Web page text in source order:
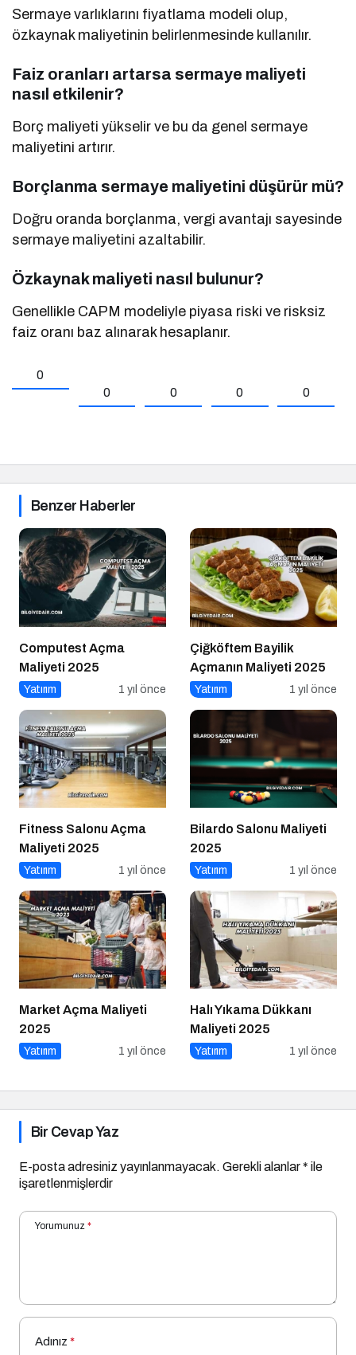
Sermaye varlıklarını fiyatlama modeli olup,
özkaynak maliyetinin belirlenmesinde kullanılır.
Faiz oranları artarsa sermaye maliyeti
nasıl etkilenir?
Borç maliyeti yükselir ve bu da genel sermaye
maliyetini artırır.
Borçlanma sermaye maliyetini düşürür mü?
Doğru oranda borçlanma, vergi avantajı sayesinde
sermaye maliyetini azaltabilir.
Özkaynak maliyeti nasıl bulunur?
Genellikle CAPM modeliyle piyasa riski ve risksiz
faiz oranı baz alınarak hesaplanır.
0
Benzer Haberler
Computest Açma
Maliyeti 2025
Yatırım
Çiğköftem Bayilik
Açmanın Maliyeti 2025
Yatırım 1 yıl önce
Fitness Salonu Açma
Maliyeti 2025
Yatırım
Bilardo Salonu Maliyeti
2025
Yatırım
Market Açma Maliyeti
2025
Yatırım
Halı Yıkama Dükkanı
Maliyeti 2025
Yatırım
Bir Cevap Yaz
işaretlenmişlerdir
Yorumunuz*